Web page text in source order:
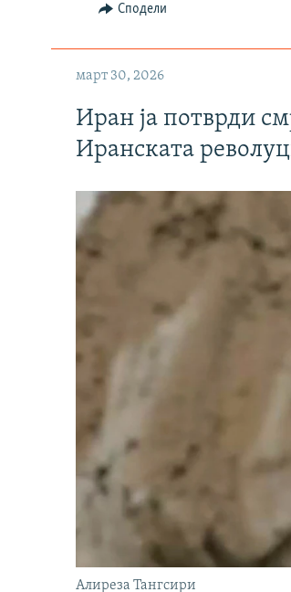
Сподели
март 30, 2026
Иран ја потврди
Иранската
Алиреза Тангсири